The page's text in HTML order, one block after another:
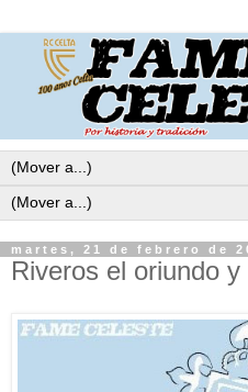
martes, 21 de febrero de
Riveros el oriundo